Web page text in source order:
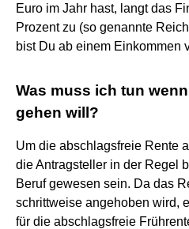
Euro im Jahr hast, langt das
Prozent zu (so genannte
bist Du ab einem Einkommen
Was muss ich tun
gehen will?
Um die abschlagsfreie Rente
die Antragsteller in der Regel
Beruf gewesen sein. Da das
schrittweise angehoben wird,
für die abschlagsfreie